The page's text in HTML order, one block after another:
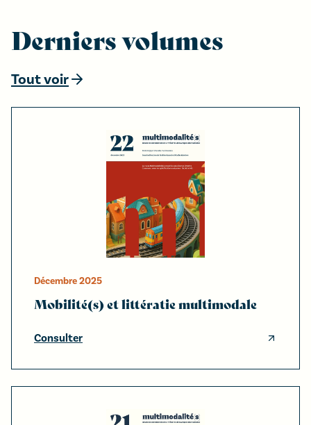
Derniers volumes
Tout voir
Décembre2025
Mobilité(s) et littératie multimodale
Consulter